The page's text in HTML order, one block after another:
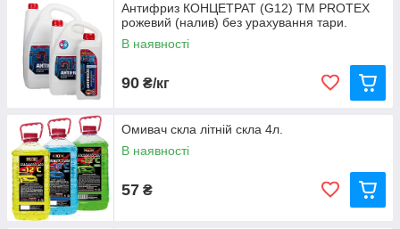
Антифриз КОНЦЕТРАТ (G12) ТМ PROTEX
рожевий (налив) без урахування тари.
В наявності
90 ₴/кг
Омивач скла літній скла 4л.
В наявності
57 ₴